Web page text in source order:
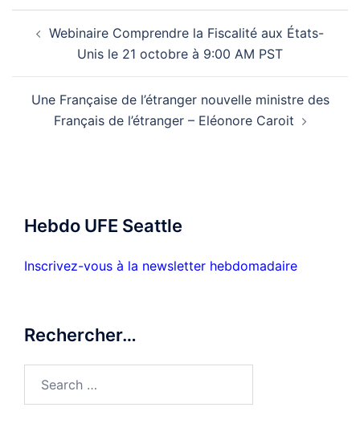
navigation
Webinaire Comprendre la Fiscalité aux États-
Unis le 21 octobre à 9:00 AM PST
Une Française de l’étranger nouvelle ministre des
Français de l’étranger – Eléonore Caroit
Hebdo UFE Seattle
Inscrivez-vous à la newsletter hebdomadaire
Rechercher…